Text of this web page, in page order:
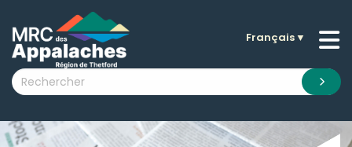
submenu (La MRC )
submenu (Citoyens )
submenu (Visiteurs )
Français▼